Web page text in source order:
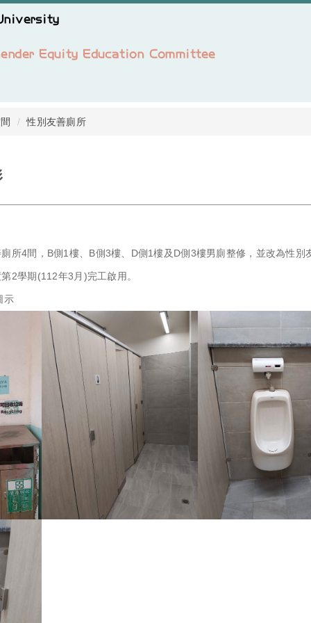
性別友善廁所
所4間，B側1樓、B側3樓、D側1樓及D側3樓男廁整修，並改為性別
2學期(112年3月)完工啟用。
示